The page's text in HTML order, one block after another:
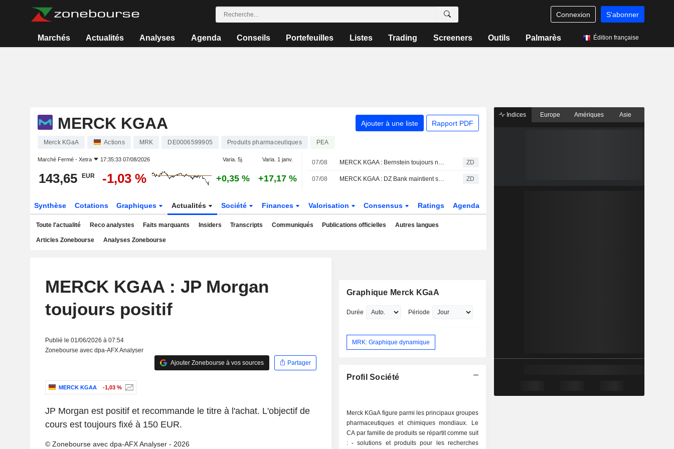
Connexion S'abonner
Marchés Actualités Analyses Agenda Conseils Portefeuilles Listes Trading Screeners Outils Palmarès Édition française
MERCK KGAA Ajouter à une liste Rapport PDF
Merck KGaA Actions MRK DE0006599905 Produits pharmaceutiques PEA
Marché Fermé - Xetra 17:35:33 07/08/2026 Varia. 5j. Varia. 1 janv.
143,65 EUR -1,03 % +0,35 % +17,17 %
07/08 MERCK KGAA : Bernstein toujours neutre sur le dossier ZD
07/08 MERCK KGAA : DZ Bank maintient sa recommandation à l'achat ZD
Synthèse Cotations Graphiques Actualités Société Finances Valorisation Consensus Ratings Agenda
Toute l'actualité Reco analystes Faits marquants Insiders Transcripts Communiqués Publications officielles Autres langues
Articles Zonebourse Analyses Zonebourse
MERCK KGAA : JP Morgan
toujours positif
Publié le 01/06/2026 à 07:54
Zonebourse avec dpa-AFX Analyser
Ajouter Zonebourse à vos sources
Partager
MERCK KGAA -1,03 %
JP Morgan est positif et recommande le titre à l'achat. L'objectif de
cours est toujours fixé à 150 EUR.
© Zonebourse avec dpa-AFX Analyser - 2026
Graphique Merck KGaA
Durée Période
MRK: Graphique dynamique
Profil Société
Merck KGaA figure parmi les principaux groupes
pharmaceutiques et chimiques mondiaux. Le
CA par famille de produits se répartit comme suit
: - solutions et produits pour les recherches
Indices Europe Amériques Asie